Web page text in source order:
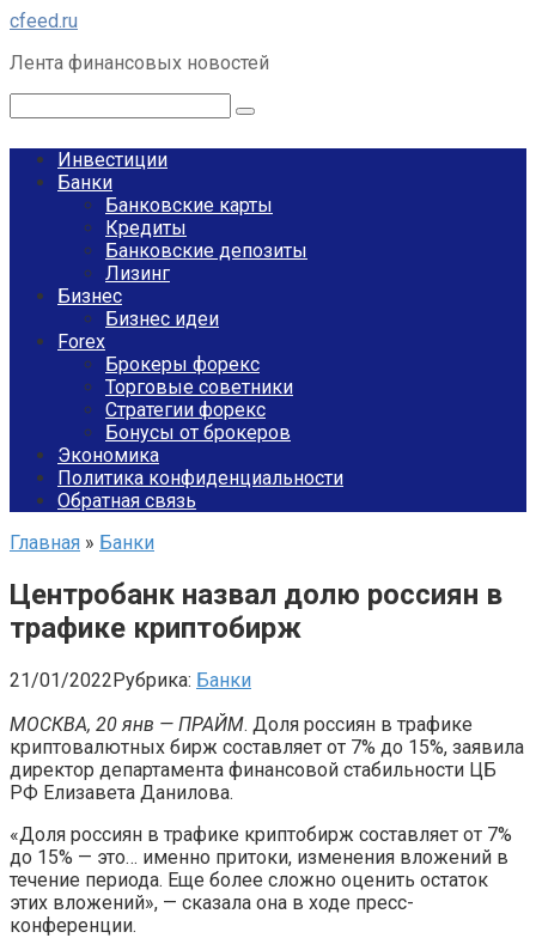
Перейти
контенту
cfeed.ru
Лента финансовых новостей
Инвестиции
Банки
Банковские карты
Кредиты
Банковские депозиты
Лизинг
Бизнес
Бизнес идеи
Forex
Брокеры форекс
Торговые советники
Стратегии форекс
Бонусы от брокеров
Экономика
Политика конфиденциальности
Обратная связь
Главная » Банки
Центробанк назвал долю россиян в
трафике криптобирж
21/01/2022Рубрика: Банки
МОСКВА, 20 янв — ПРАЙМ. Доля россиян в трафике
криптовалютных бирж составляет от 7% до 15%, заявила
директор департамента финансовой стабильности ЦБ
РФ Елизавета Данилова.
«Доля россиян в трафике криптобирж составляет от 7%
до 15% — это… именно притоки, изменения вложений в
течение периода. Еще более сложно оценить остаток
этих вложений», — сказала она в ходе пресс-
конференции.